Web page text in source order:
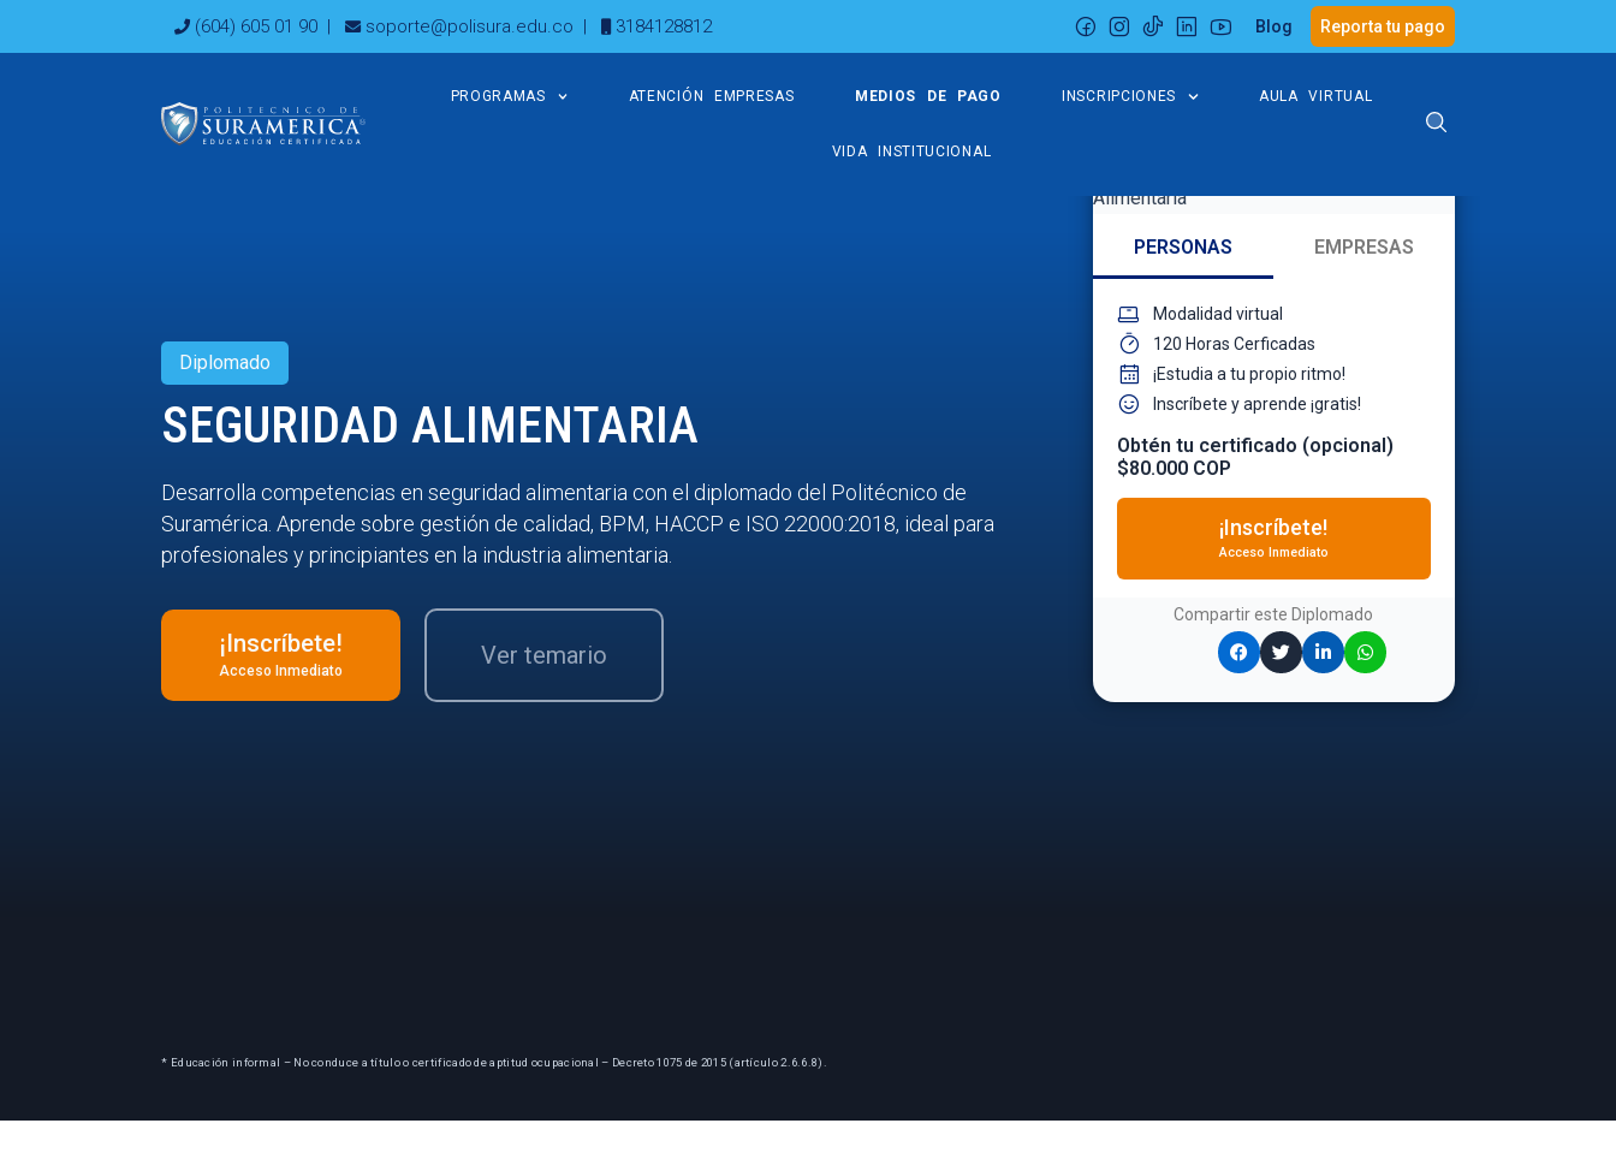
(604) 605 01 90 | soporte@polisura.edu.co | 3184128812 Blog Reporta tu pago
PROGRAMAS ATENCIÓN EMPRESAS MEDIOS DE PAGO INSCRIPCIONES AULA VIRTUAL
VIDA INSTITUCIONAL
Diplomado
SEGURIDAD ALIMENTARIA
Desarrolla competencias en seguridad alimentaria con el diplomado del Politécnico de
Suramérica. Aprende sobre gestión de calidad, BPM, HACCP e ISO 22000:2018, ideal para
profesionales y principiantes en la industria alimentaria.
¡Inscríbete!
Acceso Inmediato
Ver temario
* Educación informal – No conduce a título o certificado de aptitud ocupacional – Decreto 1075 de 2015 (artículo 2.6.6.8).
PERSONAS EMPRESAS
Modalidad virtual
120 Horas Cerficadas
¡Estudia a tu propio ritmo!
Inscríbete y aprende ¡gratis!
Obtén tu certificado (opcional)
$80.000 COP
¡Inscríbete!
Acceso Inmediato
Compartir este Diplomado